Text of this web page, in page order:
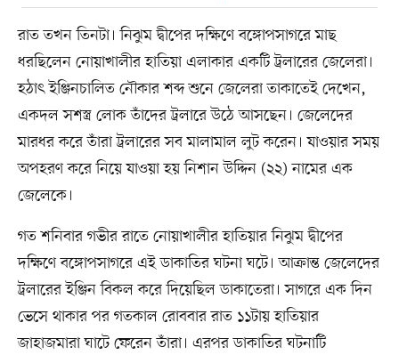
রাত তখন তিনটা। নিঝুম দ্বীপের দক্ষিণে বঙ্গোপসাগরে মাছ
ধরছিলেন নোয়াখালীর হাতিয়া এলাকার একটি ট্রলারের জেলেরা।
হঠাৎ ইঞ্জিনচালিত নৌকার শব্দ শুনে জেলেরা তাকাতেই দেখেন,
একদল সশস্ত্র লোক তাঁদের ট্রলারে উঠে আসছেন। জেলেদের
মারধর করে তাঁরা ট্রলারের সব মালামাল লুট করেন। যাওয়ার সময়
অপহরণ করে নিয়ে যাওয়া হয় নিশান উদ্দিন (২২) নামের এক
জেলেকে।
গত শনিবার গভীর রাতে নোয়াখালীর হাতিয়ার নিঝুম দ্বীপের
দক্ষিণে বঙ্গোপসাগরে এই ডাকাতির ঘটনা ঘটে। আক্রান্ত জেলেদের
ট্রলারের ইঞ্জিন বিকল করে দিয়েছিল ডাকাতেরা। সাগরে এক দিন
ভেসে থাকার পর গতকাল রোববার রাত ১১টায় হাতিয়ার
জাহাজমারা ঘাটে ফেরেন তাঁরা। এরপর ডাকাতির ঘটনাটি